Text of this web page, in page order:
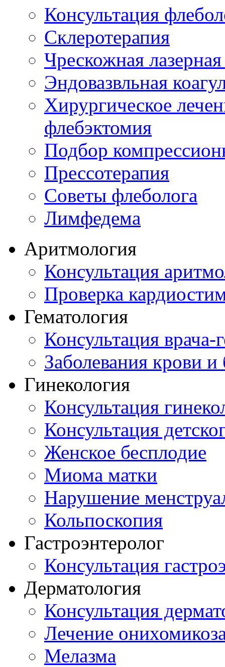
Консультация
Склеротерапия
Чрескожная
Эндовазвльная
Хирургическое
флебэктомия
Подбор
Прессотерапия
Советы флеболога
Лимфедема
Аритмология
Консультация
Проверка
Гематология
Консультация врача-
Заболевания крови и
Гинекология
Консультация
Консультация
Женское бесплодие
Миома матки
Нарушение
Кольпоскопия
Гастроэнтеролог
Консультация
Дерматология
Консультация
Лечение
Мелазма